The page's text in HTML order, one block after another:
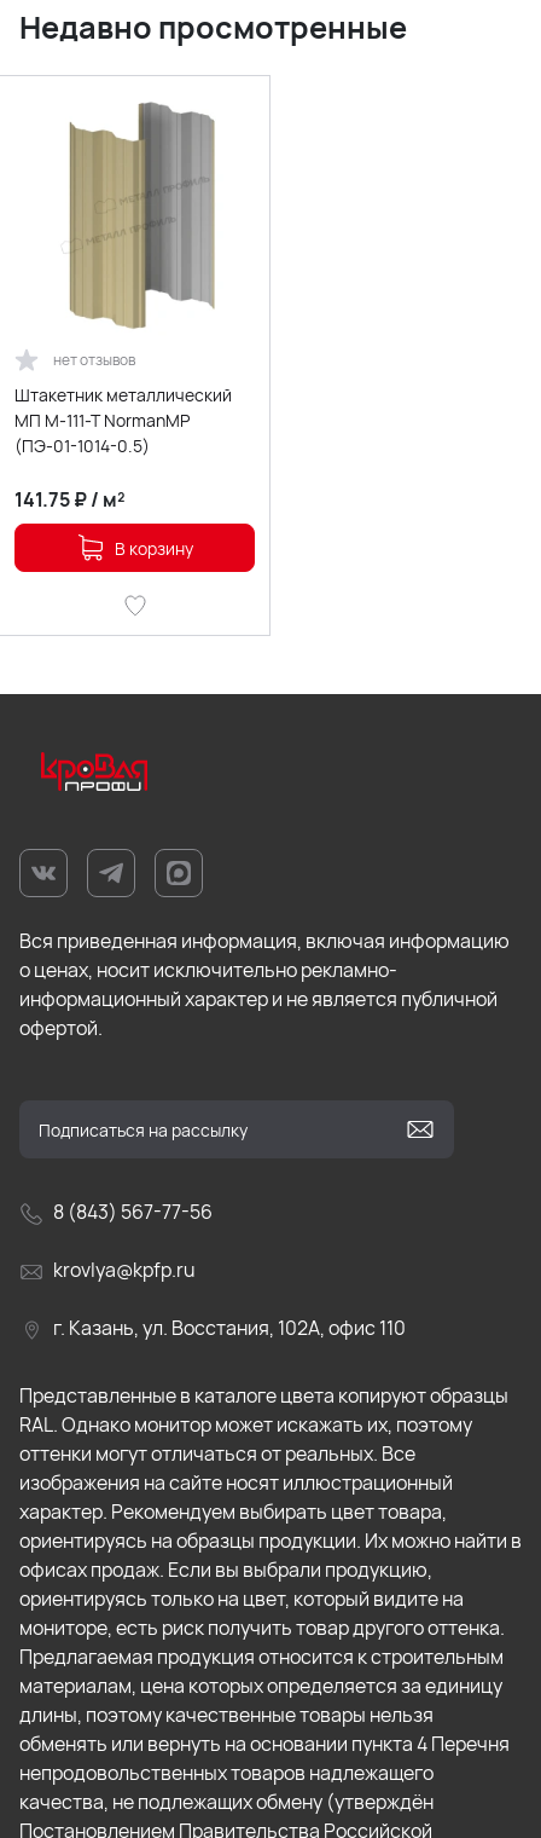
Недавно просмотренные
нет отзывов
Штакетник металлический
МП М-111-Т NormanMP
(ПЭ-01-1014-0.5)
141.75₽/ м²
В корзину
Вся приведенная информация, включая информацию
о ценах, носит исключительно рекламно-
информационный характер и не является публичной
офертой.
8 (843) 567-77-56
krovlya@kpfp.ru
г. Казань, ул. Восстания, 102А, офис 110
Представленные в каталоге цвета копируют образцы
RAL. Однако монитор может искажать их, поэтому
оттенки могут отличаться от реальных. Все
изображения на сайте носят иллюстрационный
характер. Рекомендуем выбирать цвет товара,
ориентируясь на образцы продукции. Их можно найти в
офисах продаж. Если вы выбрали продукцию,
ориентируясь только на цвет, который видите на
мониторе, есть риск получить товар другого оттенка.
Предлагаемая продукция относится к строительным
материалам, цена которых определяется за единицу
длины, поэтому качественные товары нельзя
обменять или вернуть на основании пункта 4 Перечня
непродовольственных товаров надлежащего
качества, не подлежащих обмену (утверждён
Постановлением Правительства Российской